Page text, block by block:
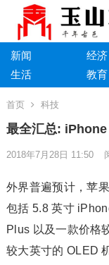
新闻 经济
生活
教育
首页 科技
最全汇总:
2018年7月28日 11:50
外界普遍预计，苹
包括 5.8 英寸
Plus 以及一款价格
较大英寸的 OLED